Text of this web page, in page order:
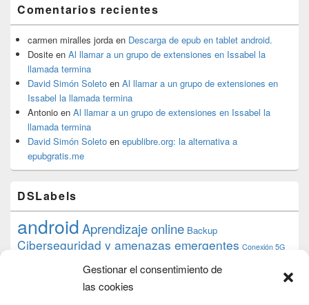
Gestionar el consentimiento de
las cookies
Comentarios recientes
carmen miralles jorda en Descarga de epub en tablet android.
Dosite en Al llamar a un grupo de extensiones en Issabel la
llamada termina
David Simón Soleto en Al llamar a un grupo de extensiones en
Issabel la llamada termina
Antonio en Al llamar a un grupo de extensiones en Issabel la
llamada termina
David Simón Soleto en epublibre.org: la alternativa a
epubgratis.me
DSLabels
androidAprendizaje online Backup
Ciberseguridad y amenazas emergentes Conexión 5G
datos debian desarrollo web
Formación Google
iphone